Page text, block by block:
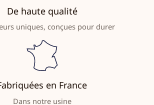
De haute qualité
uniques, conçues pour durer
en France
Dans notre usine